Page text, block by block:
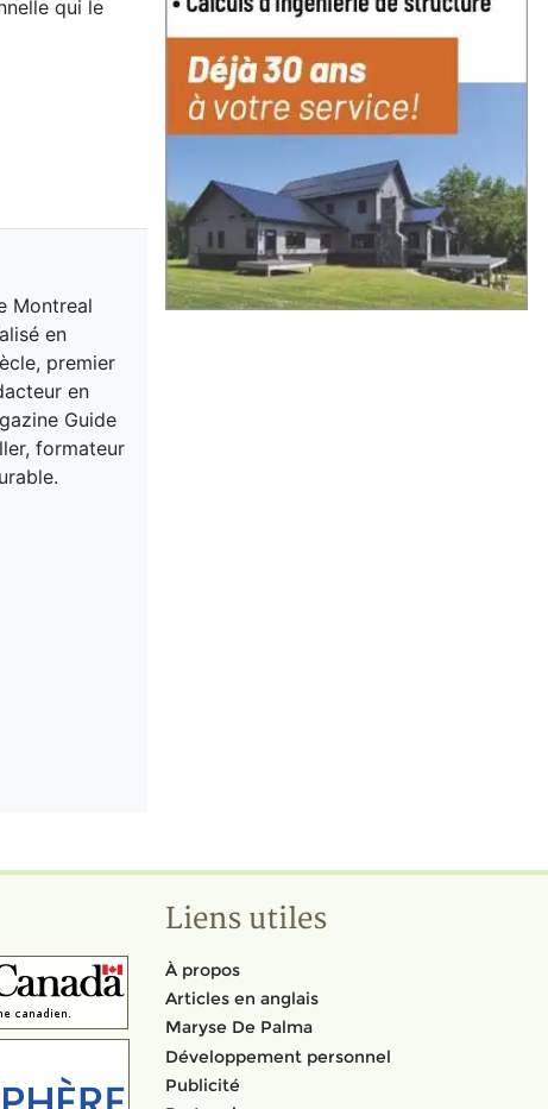
qui le
Montreal
en
premier
en
Guide
formateur
Liens utiles
À propos
Articles en anglais
Maryse De Palma
Développement personnel
Publicité